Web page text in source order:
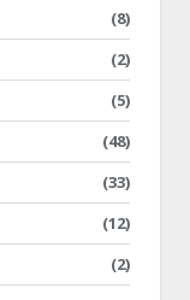
(8)
(2)
(5)
(48)
(33)
(12)
(2)